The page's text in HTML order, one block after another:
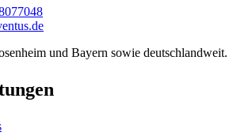
und Bayern sowie deutschlandweit.